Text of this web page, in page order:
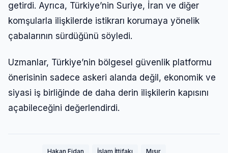
getirdi. Ayrıca, Türkiye’nin Suriye, İran ve diğer
komşularla ilişkilerde istikrarı korumaya yönelik
çabalarının sürdüğünü söyledi.
Uzmanlar, Türkiye’nin bölgesel güvenlik platformu
önerisinin sadece askeri alanda değil, ekonomik ve
siyasi iş birliğinde de daha derin ilişkilerin kapısını
açabileceğini değerlendirdi.
Hakan Fidan İslam İttifakı Mısır